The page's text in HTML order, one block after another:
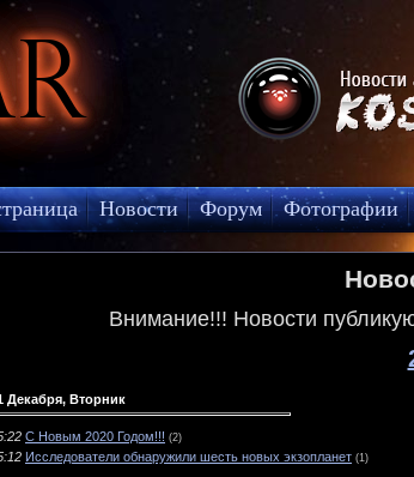
Новости Форум Фотографии
Внимание!!! Новости
Декабря, Вторник
С Новым 2020 Годом!!! (2)
Исследователи обнаружили шесть новых экзопланет (1)